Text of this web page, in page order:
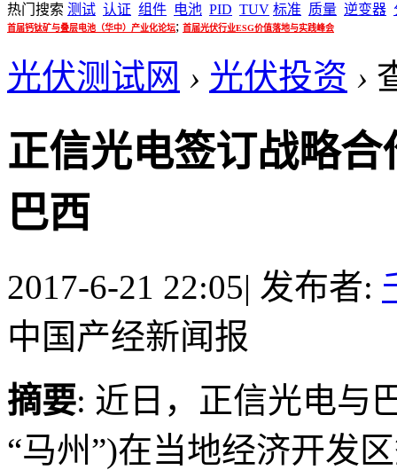
热门搜索 测试 认证 组件 电池 PID TUV 标准 质量 逆变器
首届钙钛矿与叠层电池（华中）产业化论坛; 首届光伏行业ESG价值落地与实践峰会
光伏测试网 › 光伏投资 ›
正信光电签订战略
巴西
2017-6-21 22:05| 发布者:
中国产经新闻报
摘要: 近日，正信光电与
“马州”)在当地经济开发